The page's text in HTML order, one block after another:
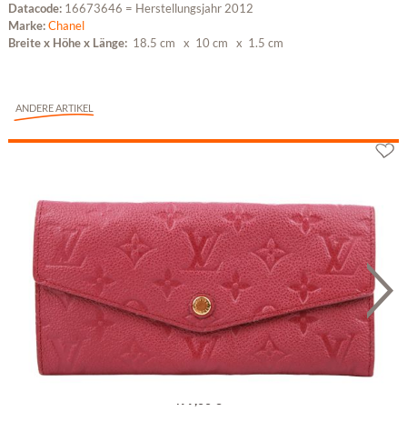
Datacode: 16673646 = Herstellungsjahr 2012
Marke:Chanel
Breite x Höhe x Länge: 18.5 cm x 10 cm x 1.5 cm
ANDERE ARTIKEL